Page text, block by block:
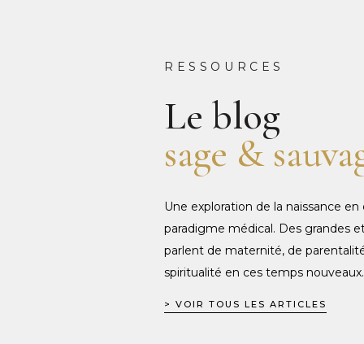
RESSOURCES
Le blog
sage &
Une exploration de la naissance en
paradigme médical. Des grandes
parlent de maternité, de
spiritualité en ces temps nouveaux.
> VOIR TOUS LES ARTICLES